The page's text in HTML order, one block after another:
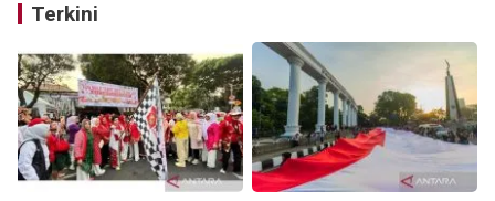
Terkini